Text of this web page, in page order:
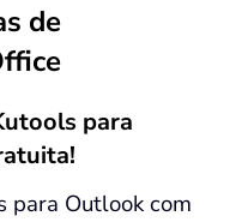
de
para
para Outlook com